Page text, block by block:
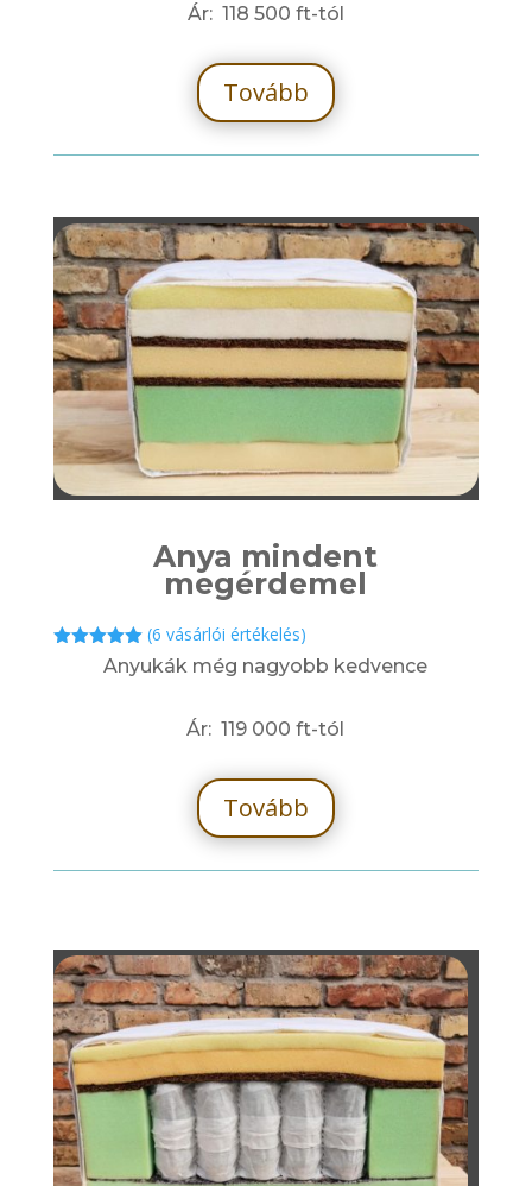
Ár: 118 500 ft-tól
Tovább
Anya mindent
megérdemel
Értékelés
az 5-
(6 vásárlói értékelés)
Anyukák még nagyobb kedvence
Ár: 119 000 ft-tól
Tovább